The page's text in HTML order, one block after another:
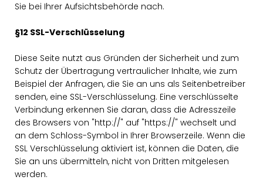
Sie bei Ihrer Aufsichtsbehörde nach.
§12 SSL-Verschlüsselung
Diese Seite nutzt aus Gründen der Sicherheit und zum
Schutz der Übertragung vertraulicher Inhalte, wie zum
Beispiel der Anfragen, die Sie an uns als Seitenbetreiber
senden, eine SSL-Verschlüsselung. Eine verschlüsselte
Verbindung erkennen Sie daran, dass die Adresszeile
des Browsers von "http://" auf "https://" wechselt und
an dem Schloss-Symbol in Ihrer Browserzeile. Wenn die
SSL Verschlüsselung aktiviert ist, können die Daten, die
Sie an uns übermitteln, nicht von Dritten mitgelesen
werden.